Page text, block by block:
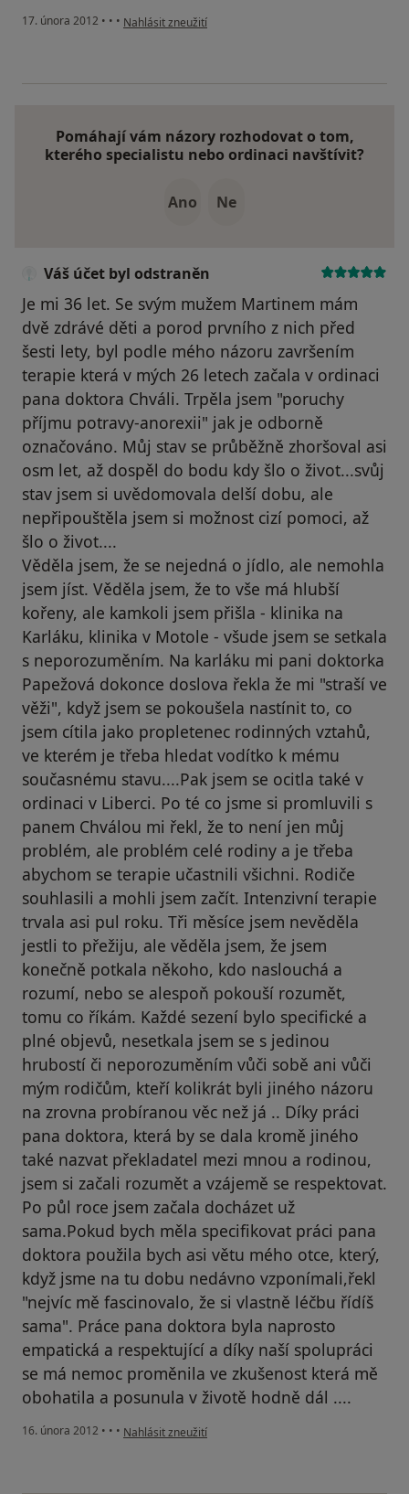
17. února 2012 • • • podle názoru uživatele Váš účet byl odstraněn
Nahlásit zneužití
Pomáhají vám názory rozhodovat o tom,
kterého specialistu nebo ordinaci navštívit?
Ano Ne
Váš účet byl odstraněn
Je mi 36 let. Se svým mužem Martinem mám
dvě zdrávé děti a porod prvního z nich před
šesti lety, byl podle mého názoru završením
terapie která v mých 26 letech začala v ordinaci
pana doktora Chváli. Trpěla jsem "poruchy
příjmu potravy-anorexii" jak je odborně
označováno. Můj stav se průběžně zhoršoval asi
osm let, až dospěl do bodu kdy šlo o život...svůj
stav jsem si uvědomovala delší dobu, ale
nepřipouštěla jsem si možnost cizí pomoci, až
šlo o život....
Věděla jsem, že se nejedná o jídlo, ale nemohla
jsem jíst. Věděla jsem, že to vše má hlubší
kořeny, ale kamkoli jsem přišla - klinika na
Karláku, klinika v Motole - všude jsem se setkala
s neporozuměním. Na karláku mi pani doktorka
Papežová dokonce doslova řekla že mi "straší ve
věži", když jsem se pokoušela nastínit to, co
jsem cítila jako propletenec rodinných vztahů,
ve kterém je třeba hledat vodítko k mému
současnému stavu....Pak jsem se ocitla také v
ordinaci v Liberci. Po té co jsme si promluvili s
panem Chválou mi řekl, že to není jen můj
problém, ale problém celé rodiny a je třeba
abychom se terapie učastnili všichni. Rodiče
souhlasili a mohli jsem začít. Intenzivní terapie
trvala asi pul roku. Tři měsíce jsem nevěděla
jestli to přežiju, ale věděla jsem, že jsem
konečně potkala někoho, kdo naslouchá a
rozumí, nebo se alespoň pokouší rozumět,
tomu co říkám. Každé sezení bylo specifické a
plné objevů, nesetkala jsem se s jedinou
hrubostí či neporozuměním vůči sobě ani vůči
mým rodičům, kteří kolikrát byli jiného názoru
na zrovna probíranou věc než já .. Díky práci
pana doktora, která by se dala kromě jiného
také nazvat překladatel mezi mnou a rodinou,
jsem si začali rozumět a vzájemě se respektovat.
Po půl roce jsem začala docházet už
sama.Pokud bych měla specifikovat práci pana
doktora použila bych asi větu mého otce, který,
když jsme na tu dobu nedávno vzponímali,řekl
"nejvíc mě fascinovalo, že si vlastně léčbu řídíš
sama". Práce pana doktora byla naprosto
empatická a respektující a díky naší spolupráci
se má nemoc proměnila ve zkušenost která mě
obohatila a posunula v životě hodně dál ....
16. února 2012 • • • podle názoru uživatele Váš účet byl odstraněn
Nahlásit zneužití